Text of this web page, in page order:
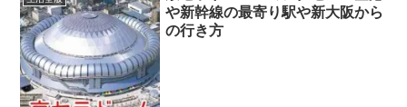
や新幹線の最寄り駅や新大阪から
の行き方